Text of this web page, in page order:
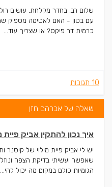
שלום רב, בחדר מקלחת, עושים
עם בטון - האם לאטימה מספיק
כרמית דר פיקס? או שצריך עוד...
10 תגובות
שאלה של אברהם חזן
איך נכון להתקין אביק פיית
יש לי אביק פיית מילוי של קיסנר
שאפשר ועשיתי בדיקת הצפה
הגומיות כולם במקום מה יכול להי...